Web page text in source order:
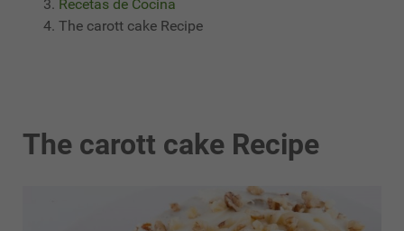
Recetas de Cocina
The carott cake Recipe
The carott cake Recipe